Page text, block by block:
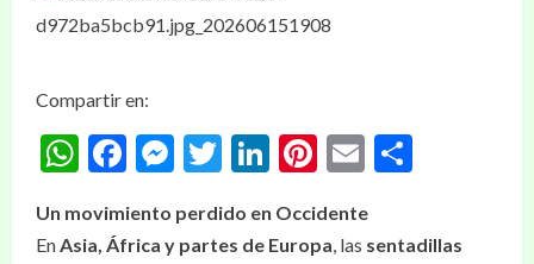
Compartir en:
WhatsApp
Facebook
Messenger
Twitter
LinkedIn
Pinterest
Email
Un movimiento perdido en Occidente
EnAsia, África y partes de Europa, las sentadillas